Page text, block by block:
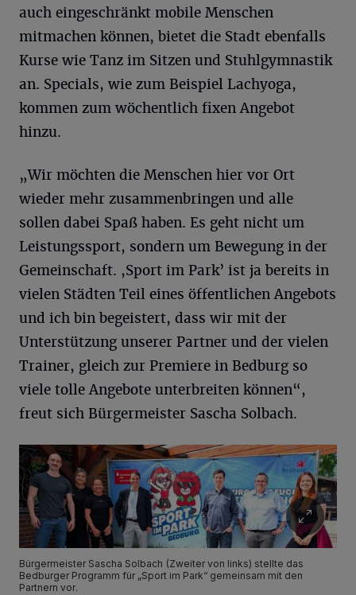
auch eingeschränkt mobile Menschen
mitmachen können, bietet die Stadt ebenfalls
Kurse wie Tanz im Sitzen und Stuhlgymnastik
an. Specials, wie zum Beispiel Lachyoga,
kommen zum wöchentlich fixen Angebot
hinzu.
„Wir möchten die Menschen hier vor Ort
wieder mehr zusammenbringen und alle
sollen dabei Spaß haben. Es geht nicht um
Leistungssport, sondern um Bewegung in der
Gemeinschaft. ,Sport im Park’ ist ja bereits in
vielen Städten Teil eines öffentlichen Angebots
und ich bin begeistert, dass wir mit der
Unterstützung unserer Partner und der vielen
Trainer, gleich zur Premiere in Bedburg so
viele tolle Angebote unterbreiten können“,
freut sich Bürgermeister Sascha Solbach.
Bürgermeister Sascha Solbach (Zweiter von links) stellte das
Bedburger Programm für „Sport im Park“ gemeinsam mit den
Partnern vor.